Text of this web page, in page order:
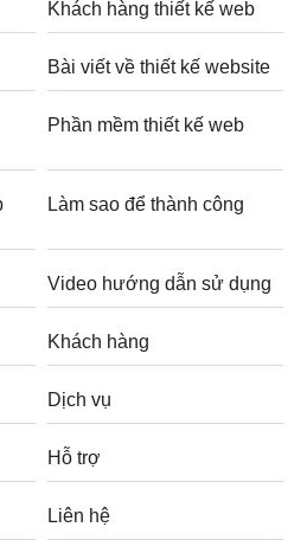
Khách hàng thiết kế web
Bài viết về thiết kế website
Phần mềm thiết kế web
Làm sao để thành công
Video hướng dẫn sử dụng
Khách hàng
Dịch vụ
Hỗ trợ
Liên hệ